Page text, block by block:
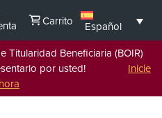
Carrito
Español
Titularidad Beneficiaria (BOIR)
presentarlo por usted! Inicie